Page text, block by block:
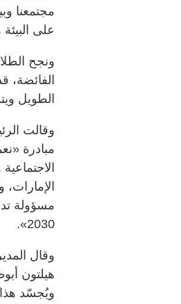
مجتمعنا
على البيئة
الفائضة،
الطويل
وقالت
مبادرة
2030».
وقال
هيلتون
ويُجسّد